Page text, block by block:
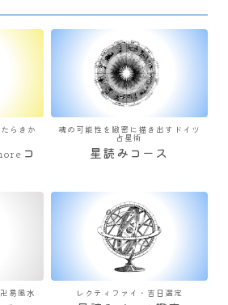
らきか
コ
魂の可能性を緻密に描き出すドイツ
占星術
星読みコース
易風水 レクティファイ・吉日選定